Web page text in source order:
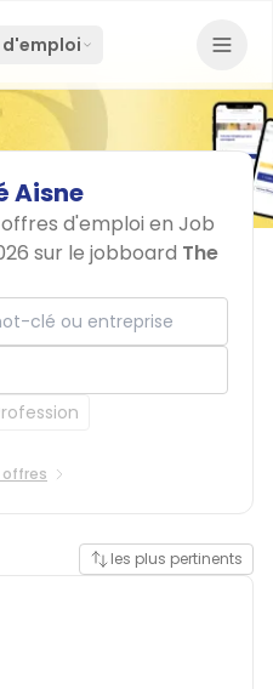
Aisne
d'emploi en Job
sur le jobboard The
ou entreprise
les plus pertinents